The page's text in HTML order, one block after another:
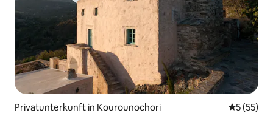
Privatunterkunft in Kourounochori
5 (55)